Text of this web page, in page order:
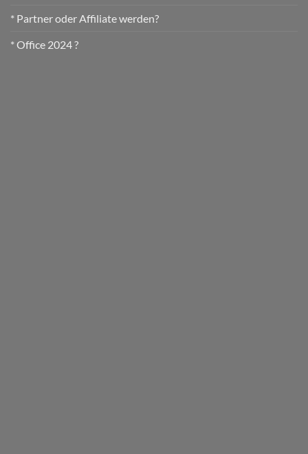
* Partner oder Affiliate werden?
* Office 2024 ?